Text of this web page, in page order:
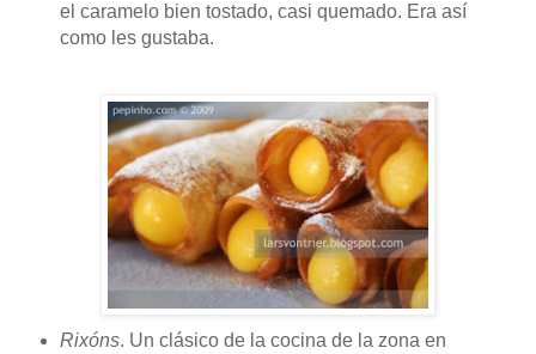
el caramelo bien tostado, casi quemado. Era así
como les gustaba.
Rixóns. Un clásico de la cocina de la zona en